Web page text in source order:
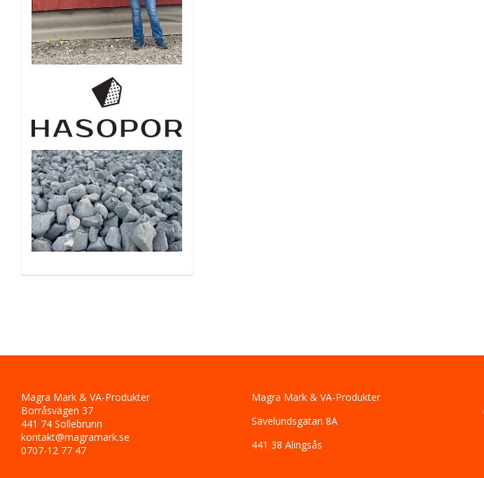
Magra Mark & VA-Produkter
Borråsvägen 37
441 74 Sollebrunn
kontakt@magramark.se
0707-12 77 47
Magra Mark & VA-Produkter
Sävelundsgatan 8A
441 38 Alingsås